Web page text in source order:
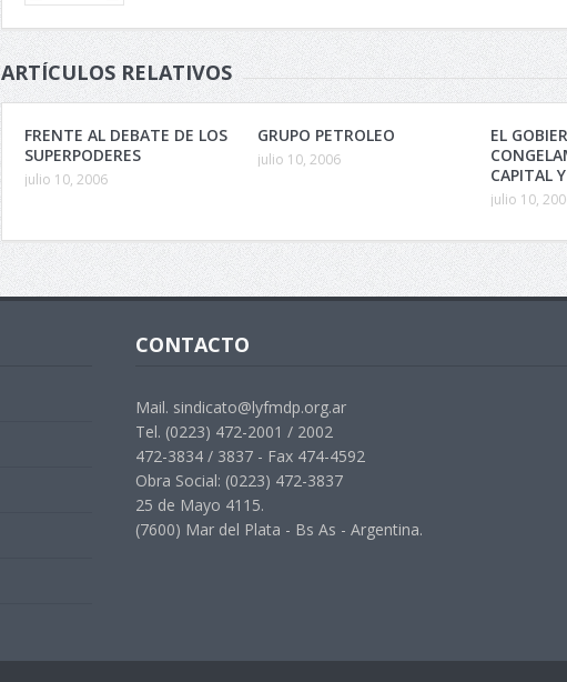
ARTÍCULOS RELATIVOS
FRENTE AL DEBATE DE LOS
SUPERPODERES
julio 10, 2006
GRUPO PETROLEO
julio 10, 2006
EL
CAPITAL
julio 10,
CONTACTO
Mail. sindicato@lyfmdp.org.ar
Tel. (0223) 472-2001 / 2002
472-3834 / 3837 - Fax 474-4592
Obra Social: (0223) 472-3837
25 de Mayo 4115.
(7600) Mar del Plata - Bs As - Argentina.